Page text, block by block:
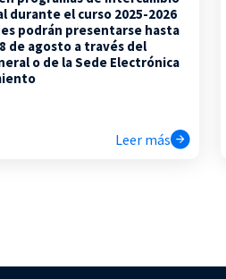
durante el curso 2025-2026
podrán presentarse hasta
de agosto a través del
o de la Sede Electrónica
Leer más